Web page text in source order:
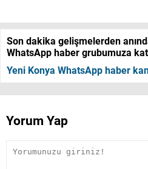
Son dakika gelişmelerden
WhatsApp haber grubumuza
Yeni Konya WhatsApp haber
Yorum Yap